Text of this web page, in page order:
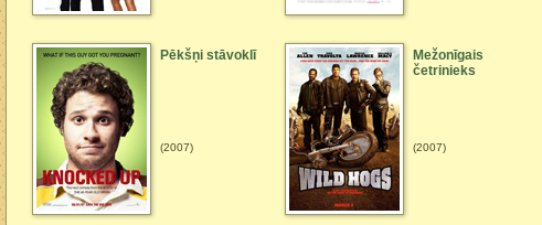
Pēkšņi stāvoklī
(2007)
Mežonīgais
četrinieks
(2007)